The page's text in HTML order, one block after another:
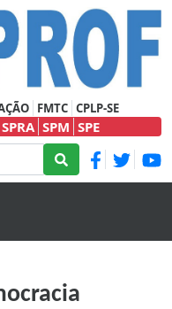
FMTC CPLP-SE
SPRA SPM SPE